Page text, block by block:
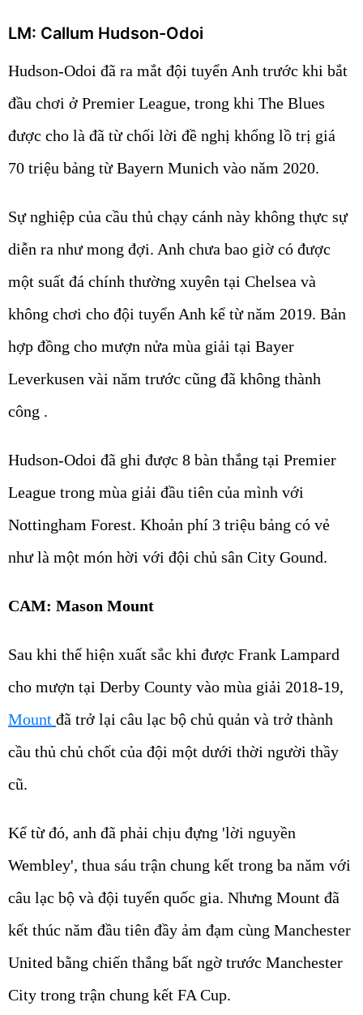
LM: Callum Hudson-Odoi
Hudson-Odoi đã ra mắt đội tuyển Anh trước khi bắt
đầu chơi ở Premier League, trong khi The Blues
được cho là đã từ chối lời đề nghị khổng lồ trị giá
70 triệu bảng từ Bayern Munich vào năm 2020.
Sự nghiệp của cầu thủ chạy cánh này không thực sự
diễn ra như mong đợi. Anh chưa bao giờ có được
một suất đá chính thường xuyên tại Chelsea và
không chơi cho đội tuyển Anh kể từ năm 2019. Bản
hợp đồng cho mượn nửa mùa giải tại Bayer
Leverkusen vài năm trước cũng đã không thành
công .
Hudson-Odoi đã ghi được 8 bàn thắng tại Premier
League trong mùa giải đầu tiên của mình với
Nottingham Forest. Khoản phí 3 triệu bảng có vẻ
như là một món hời với đội chủ sân City Gound.
CAM: Mason Mount
Sau khi thể hiện xuất sắc khi được Frank Lampard
cho mượn tại Derby County vào mùa giải 2018-19,
Mount đã trở lại câu lạc bộ chủ quản và trở thành
cầu thủ chủ chốt của đội một dưới thời người thầy
cũ.
Kể từ đó, anh đã phải chịu đựng 'lời nguyền
Wembley', thua sáu trận chung kết trong ba năm với
câu lạc bộ và đội tuyển quốc gia. Nhưng Mount đã
kết thúc năm đầu tiên đầy ảm đạm cùng Manchester
United bằng chiến thắng bất ngờ trước Manchester
City trong trận chung kết FA Cup.